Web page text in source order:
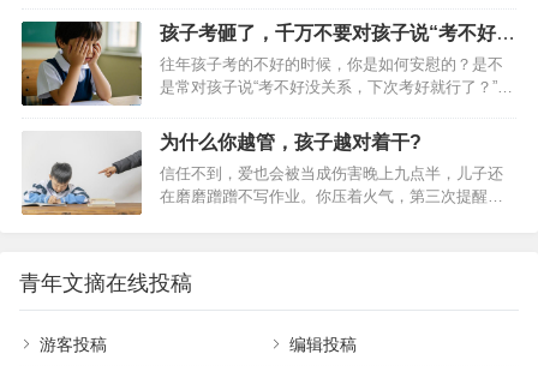
更是呈指数增长。&n…
不过气来的孩子，听到这样的回答能有考大学的动
力吗？建议父母这样告诉孩子，为什么必须要上大
学！同学 你的大学同学及朋友，将是你人生当中的
宝贵财富。可以说，你的同学对你的重要性，仅次
于你的亲人。 无论何时何地，你都有可能获得来自
同学的友情、帮助与安慰。很多大公司的崛起，都
都是因为一个志趣相同的优秀同学。&n…
孩子考砸了，千万不要对孩子说“考不好没
关系”
往年孩子考的不好的时候，你是如何安慰的？是不
是常对孩子说“考不好没关系，下次考好就行了？”孩
父母这么说如果是这样，建议你认真的阅读下这篇
文章，或许从中你能学到更科学且温暖的安慰方
式。01 不建议说“考不好没关系”家长一句轻飘飘的
“考不好没关系”，看似是豁达的安慰，实则可能对孩
点，就是一个人对自己是否有能力完成一件事的自
信程度。自我效能感影响人们做事的选择、努力
程…
为什么你越管，孩子越对着干?
信任不到，爱也会被当成伤害晚上九点半，儿子还
在磨磨蹭蹭不写作业。你压着火气，第三次提醒：
前就说透了上周，女儿拿着考了78分的试卷让你签
字。你刚说了句“这道题上次错过，怎么又错了”，她
立刻红了眼圈：“我就是笨！你天天说我！”你本想帮
她分析原因，她却把你的关心，当成了指责。这样
青年文摘在线投稿
游客投稿 编辑投稿